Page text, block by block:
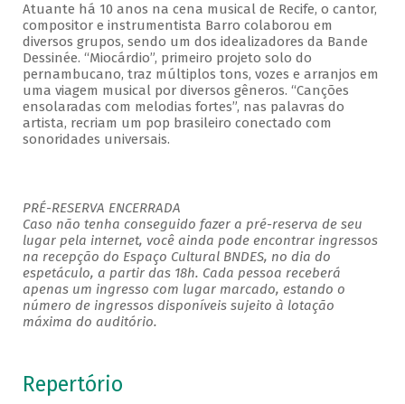
Atuante há 10 anos na cena musical de Recife, o cantor,
compositor e instrumentista Barro colaborou em
diversos grupos, sendo um dos idealizadores da Bande
Dessinée. “Miocárdio”, primeiro projeto solo do
pernambucano, traz múltiplos tons, vozes e arranjos em
uma viagem musical por diversos gêneros. “Canções
ensolaradas com melodias fortes”, nas palavras do
artista, recriam um pop brasileiro conectado com
sonoridades universais.
PRÉ-RESERVA ENCERRADA
Caso não tenha conseguido fazer a pré-reserva de seu
lugar pela internet, você ainda pode encontrar ingressos
na recepção do Espaço Cultural BNDES, no dia do
espetáculo, a partir das 18h. Cada pessoa receberá
apenas um ingresso com lugar marcado, estando o
número de ingressos disponíveis sujeito à lotação
máxima do auditório.
Repertório